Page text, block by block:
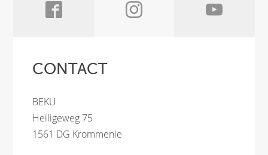
CONTACT
BEKU
Heiligeweg 75
1561 DG Krommenie